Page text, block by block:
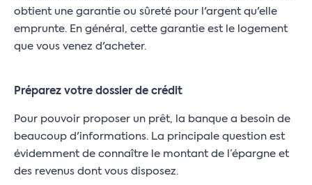
obtient une garantie ou sûreté pour l'argent qu'elle
emprunte. En général, cette garantie est le logement
que vous venez d'acheter.
Préparez votre dossier de crédit
Pour pouvoir proposer un prêt, la banque a besoin de
beaucoup d'informations. La principale question est
évidemment de connaître le montant de l’épargne et
des revenus dont vous disposez.